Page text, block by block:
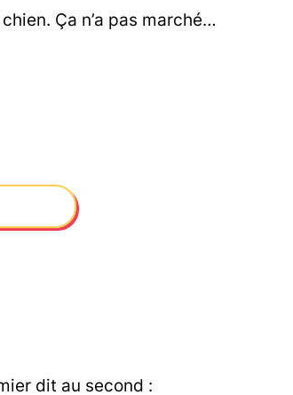
Ça n’a pas marché…
dit au second :